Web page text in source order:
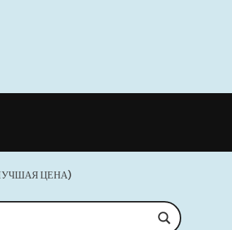
ЦЕНА)
унитаза Jacob Delafon Brive